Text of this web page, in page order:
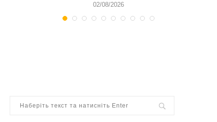
02/08/2026